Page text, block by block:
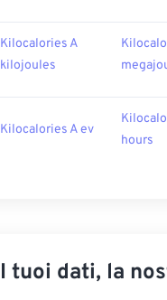
Kilocalories A
kilojoules
Kilocalories A ev
hours
I tuoi dati, la